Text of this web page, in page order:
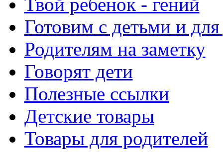
Твой ребенок - гений
Готовим с детьми и для
Родителям на заметку
Говорят дети
Полезные ссылки
Детские товары
Товары для родителей